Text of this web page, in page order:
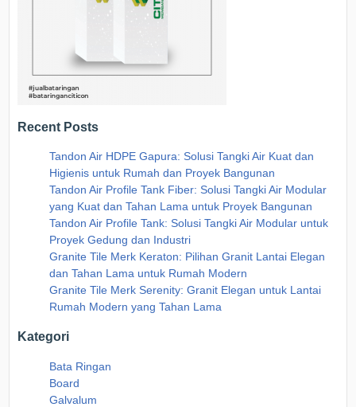
Recent Posts
Tandon Air HDPE Gapura: Solusi Tangki Air Kuat dan
Higienis untuk Rumah dan Proyek Bangunan
Tandon Air Profile Tank Fiber: Solusi Tangki Air Modular
yang Kuat dan Tahan Lama untuk Proyek Bangunan
Tandon Air Profile Tank: Solusi Tangki Air Modular untuk
Proyek Gedung dan Industri
Granite Tile Merk Keraton: Pilihan Granit Lantai Elegan
dan Tahan Lama untuk Rumah Modern
Granite Tile Merk Serenity: Granit Elegan untuk Lantai
Rumah Modern yang Tahan Lama
Kategori
Bata Ringan
Board
Galvalum